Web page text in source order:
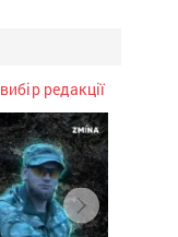
вибір редакції